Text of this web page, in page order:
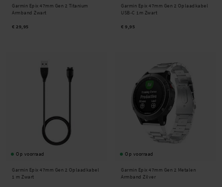
Garmin Epix 47mm Gen 2 Titanium
Armband Zwart
€ 29,95
Garmin Epix 47mm Gen 2 Oplaadkabel
USB-C 1m Zwart
€ 9,95
Op voorraad
Garmin Epix 47mm Gen 2 Oplaadkabel
1 m Zwart
Op voorraad
Garmin Epix 47mm Gen 2 Metalen
Armband Zilver